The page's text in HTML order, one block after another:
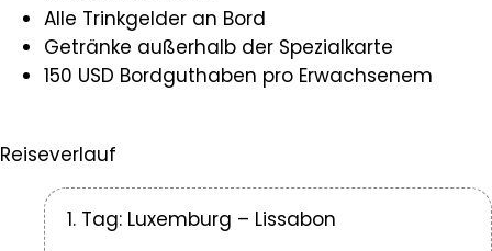
Alle Trinkgelder an Bord
Getränke außerhalb der Spezialkarte
150 USD Bordguthaben pro Erwachsenem
Reiseverlauf
1. Tag: Luxemburg – Lissabon